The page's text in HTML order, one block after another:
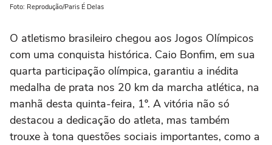
Foto: Reprodução/Paris É Delas
O atletismo brasileiro chegou aos Jogos Olímpicos
com uma conquista histórica. Caio Bonfim, em sua
quarta participação olímpica, garantiu a inédita
medalha de prata nos 20 km da marcha atlética, na
manhã desta quinta-feira, 1º. A vitória não só
destacou a dedicação do atleta, mas também
trouxe à tona questões sociais importantes, como a